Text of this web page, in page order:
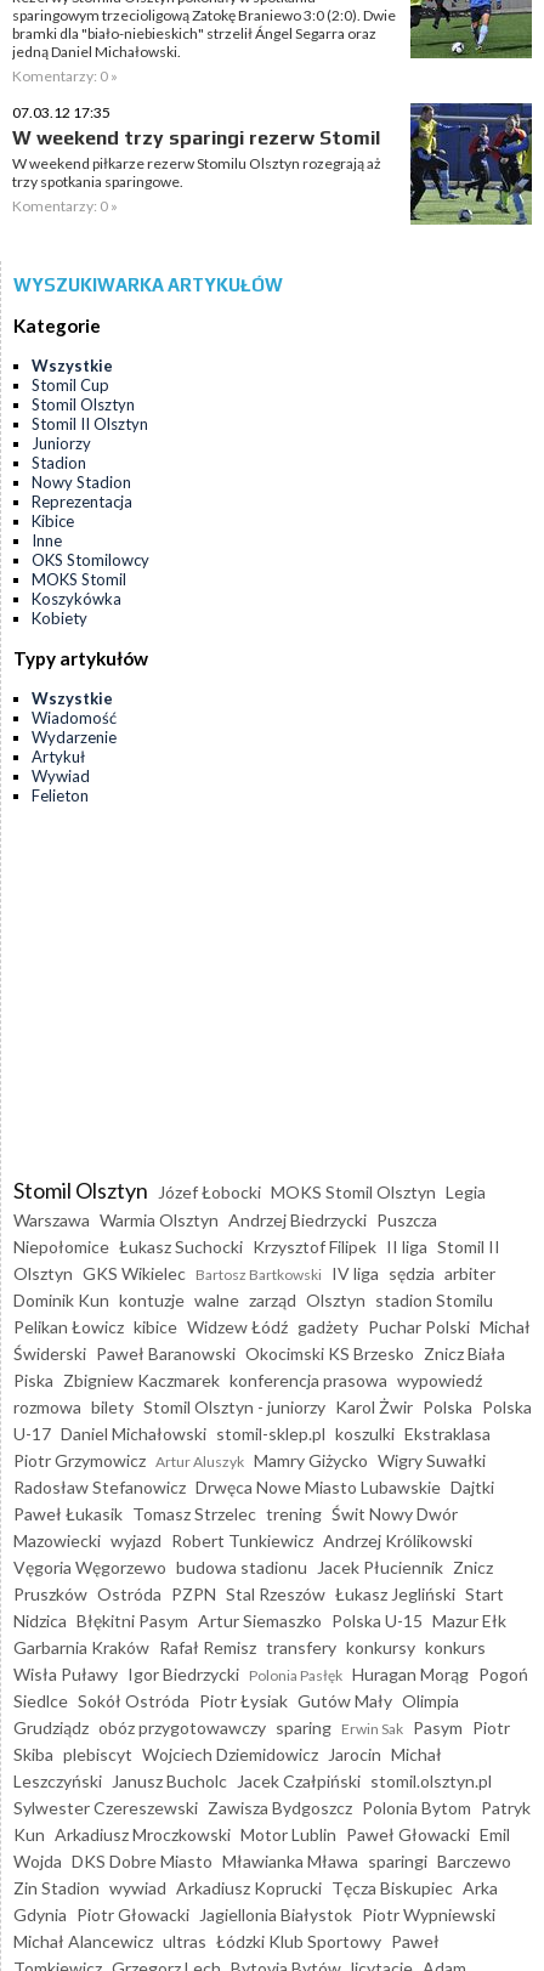
sparingowym trzecioligową Zatokę Braniewo 3:0 (2:0). Dwie
bramki dla "biało-niebieskich" strzelił Ángel Segarra oraz
jedną Daniel Michałowski.
Komentarzy: 0 »
07.03.12 17:35
W weekend trzy sparingi rezerw Stomil
W weekend piłkarze rezerw Stomilu Olsztyn rozegrają aż
trzy spotkania sparingowe.
Komentarzy: 0 »
WYSZUKIWARKA ARTYKUŁÓW
Kategorie
Wszystkie
Stomil Cup
Stomil Olsztyn
Stomil II Olsztyn
Juniorzy
Stadion
Nowy Stadion
Reprezentacja
Kibice
Inne
OKS Stomilowcy
MOKS Stomil
Koszykówka
Kobiety
Typy artykułów
Wszystkie
Wiadomość
Wydarzenie
Artykuł
Wywiad
Felieton
Stomil Olsztyn Józef Łobocki MOKS Stomil Olsztyn Legia
Warszawa Warmia Olsztyn Andrzej Biedrzycki Puszcza
Niepołomice Łukasz Suchocki Krzysztof Filipek II liga Stomil II
Olsztyn GKS Wikielec Bartosz Bartkowski IV liga sędzia arbiter
Dominik Kun kontuzje walne zarząd Olsztyn stadion Stomilu
Pelikan Łowicz kibice Widzew Łódź gadżety Puchar Polski Michał
Świderski Paweł Baranowski Okocimski KS Brzesko Znicz Biała
Piska Zbigniew Kaczmarek konferencja prasowa wypowiedź
rozmowa bilety Stomil Olsztyn - juniorzy Karol Żwir Polska Polska
U-17 Daniel Michałowski stomil-sklep.pl koszulki Ekstraklasa
Piotr Grzymowicz Artur Aluszyk Mamry Giżycko Wigry Suwałki
Radosław Stefanowicz Drwęca Nowe Miasto Lubawskie Dajtki
Paweł Łukasik Tomasz Strzelec trening Świt Nowy Dwór
Mazowiecki wyjazd Robert Tunkiewicz Andrzej Królikowski
Vęgoria Węgorzewo budowa stadionu Jacek Płuciennik Znicz
Pruszków Ostróda PZPN Stal Rzeszów Łukasz Jegliński Start
Nidzica Błękitni Pasym Artur Siemaszko Polska U-15 Mazur Ełk
Garbarnia Kraków Rafał Remisz transfery konkursy konkurs
Wisła Puławy Igor Biedrzycki Polonia Pasłęk Huragan Morąg Pogoń
Siedlce Sokół Ostróda Piotr Łysiak Gutów Mały Olimpia
Grudziądz obóz przygotowawczy sparing Erwin Sak Pasym Piotr
Skiba plebiscyt Wojciech Dziemidowicz Jarocin Michał
Leszczyński
Janusz Bucholc Jacek Czałpiński stomil.olsztyn.pl
Sylwester Czereszewski Zawisza Bydgoszcz Polonia Bytom Patryk
Kun Arkadiusz Mroczkowski Motor Lublin Paweł Głowacki Emil
Wojda DKS Dobre Miasto Mławianka Mława sparingi Barczewo
Zin Stadion wywiad Arkadiusz Koprucki Tęcza Biskupiec Arka
Gdynia Piotr Głowacki Jagiellonia Białystok Piotr Wypniewski
Michał Alancewicz ultras Łódzki Klub Sportowy Paweł